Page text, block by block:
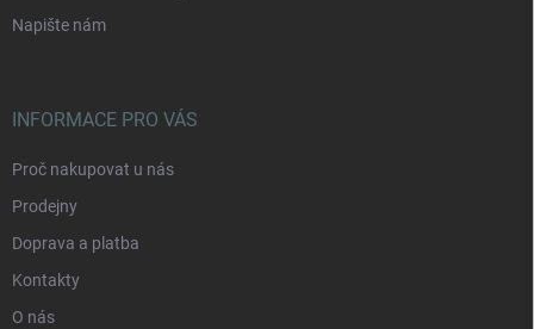
Napište nám
INFORMACE PRO VÁS
Proč nakupovat u nás
Prodejny
Doprava a platba
Kontakty
O nás